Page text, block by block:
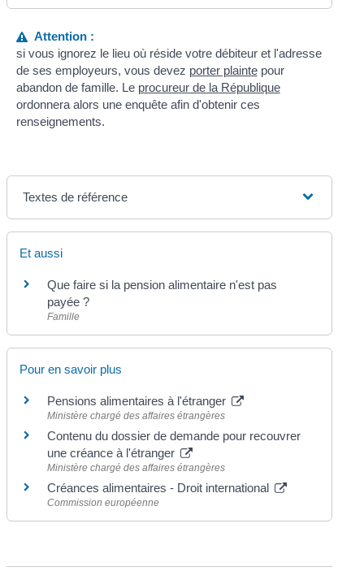
Attention :
si vous ignorez le lieu où réside votre débiteur et l'adresse
de ses employeurs, vous devez porter plaintepour
abandon de famille. Le procureur de la République
ordonnera alors une enquête afin d'obtenir ces
renseignements.
Textes de référence
Et aussi
Que faire si la pension alimentaire n'est pas
payée ?
Famille
Pour en savoir plus
Pensions alimentaires à l'étranger
Ministère chargé des affaires étrangères
Contenu du dossier de demande pour recouvrer
une créance à l'étranger
Ministère chargé des affaires étrangères
Créances alimentaires - Droit international
Commission européenne